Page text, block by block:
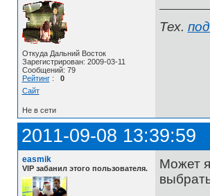
Откуда Дальний Восток
Зарегистрирован: 2009-03-11
Сообщений: 79
Рейтинг: 0
Сайт
Тех.
Не в сети
2011-09-08 13:39:59
easmik
VIP забанил этого пользователя.
Может